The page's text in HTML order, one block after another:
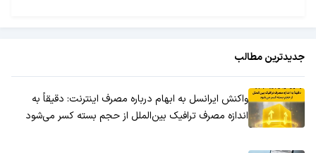
جدیدترین مطالب
واکنش ایرانسل به ابهام درباره مصرف اینترنت: دقیقاً به
اندازه مصرف ترافیک بین‌الملل از حجم بسته کسر می‌شود